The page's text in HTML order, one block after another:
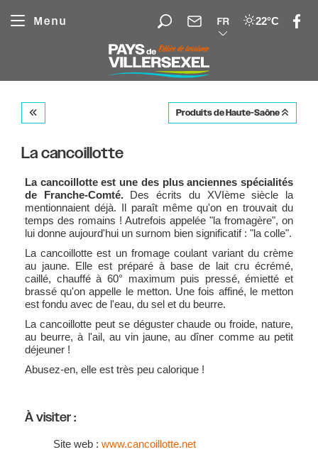
Menu FR 22°C
Produits de Haute-Saône
La cancoillotte
La cancoillotte est une des plus anciennes spécialités
de Franche-Comté.Des écrits du XVIème siècle la
mentionnaient déjà. Il paraît même qu'on en trouvait du
temps des romains ! Autrefois appelée "la fromagère", on
lui donne aujourd'hui un surnom bien significatif : "la colle".
La cancoillotte est un fromage coulant variant du crème
au jaune. Elle est préparé à base de lait cru écrémé,
caillé, chauffé à 60° maximum puis pressé, émietté et
brassé qu'on appelle le metton. Une fois affiné, le metton
est fondu avec de l'eau, du sel et du beurre.
La cancoillotte peut se déguster chaude ou froide, nature,
au beurre, à l'ail, au vin jaune, au dîner comme au petit
déjeuner !
Abusez-en, elle est très peu calorique !
À visiter :
Site web : www.cancoillotte.net